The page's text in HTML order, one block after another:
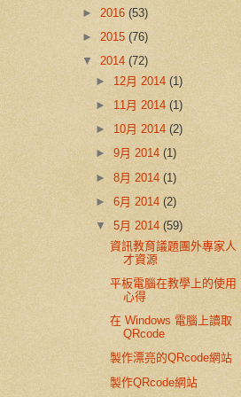
► 2016 (53)
► 2015 (76)
▼ 2014 (72)
► 12月 2014(1)
► 11月 2014(1)
► 10月 2014(2)
►9月 2014(1)
►8月 2014(1)
►6月 2014(2)
▼5月 2014(59)
資訊教育議題團外專家人
才資源
平板電腦在教學上的使用
心得
在 Windows 電腦上讀取
QRcode
製作漂亮的QRcode網站
製作QRcode網站